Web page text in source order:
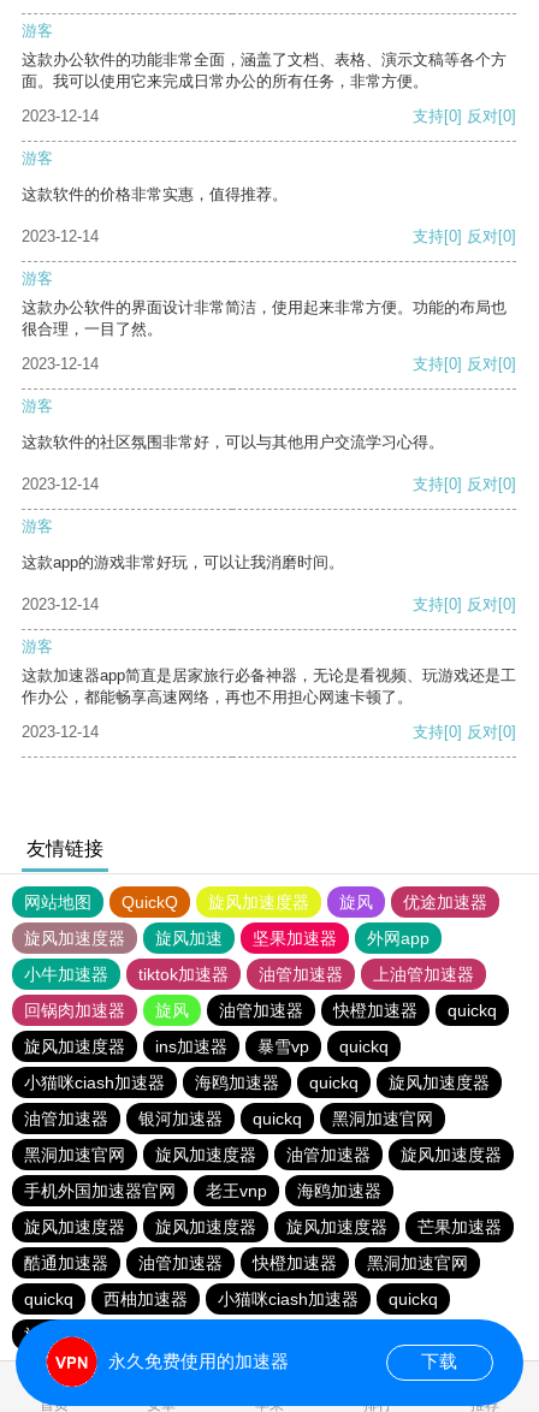
游客
这款办公软件的功能非常全面，涵盖了文档、表格、演示文稿等各个方
面。我可以使用它来完成日常办公的所有任务，非常方便。
2023-12-14
支持[0] 反对[0]
游客
这款软件的价格非常实惠，值得推荐。
2023-12-14 支持[0] 反对[0]
游客
这款办公软件的界面设计非常简洁，使用起来非常方便。功能的布局也
很合理，一目了然。
2023-12-14
支持[0] 反对[0]
游客
这款软件的社区氛围非常好，可以与其他用户交流学习心得。
2023-12-14 支持[0] 反对[0]
游客
这款app的游戏非常好玩，可以让我消磨时间。
2023-12-14 支持[0] 反对[0]
游客
这款加速器app简直是居家旅行必备神器，无论是看视频、玩游戏还是工
作办公，都能畅享高速网络，再也不用担心网速卡顿了。
2023-12-14
支持[0] 反对[0]
友情链接
网站地图 QuickQ 旋风加速度器 旋风
优途加速器
旋风加速度器
旋风加速 坚果加速器
外网app
小牛加速器
tiktok加速器 油管加速器
上油管加速器
回锅肉加速器
旋风 油管加速器 快橙加速器
quickq
旋风加速度器
ins加速器 暴雪vp
quickq
小猫咪ciash加速器
海鸥加速器 quickq
旋风加速度器
油管加速器
银河加速器 quickq
黑洞加速官网
黑洞加速官网
旋风加速度器 油管加速器
旋风加速度器
手机外国加速器官网
老王vnp
海鸥加速器
旋风加速度器
旋风加速度器 旋风加速度器
芒果加速器
酷通加速器
油管加速器 快橙加速器
黑洞加速官网
quickq
西柚加速器 小猫咪ciash加速器
quickq
旋风加速度器
首页 安卓 苹果 排行 推荐
永久免费使用的加速器 下载
0.524186s